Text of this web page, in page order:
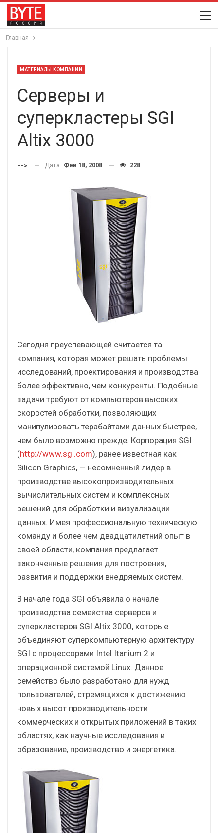
Главная
МАТЕРИАЛЫ КОМПАНИЙ
Серверы и
суперкластеры SGI
Altix 3000
--> Дата: Фев 18, 2008 228
Сегодня преуспевающей считается та
компания, которая может решать проблемы
исследований, проектирования и производства
более эффективно, чем конкуренты. Подобные
задачи требуют от компьютеров высоких
скоростей обработки, позволяющих
манипулировать терабайтами данных быстрее,
чем было возможно прежде. Корпорация SGI
(http://www.sgi.com), ранее известная как
Silicon Graphics, — несомненный лидер в
производстве высокопроизводительных
вычислительных систем и комплексных
решений для обработки и визуализации
данных. Имея профессиональную техническую
команду и более чем двадцатилетний опыт в
своей области, компания предлагает
законченные решения для построения,
развития и поддержки внедряемых систем.
В начале года SGI объявила о начале
производства семейства серверов и
суперкластеров SGI Altix 3000, которые
объединяют суперкомпьютерную архитектуру
SGI с процессорами Intel Itanium 2 и
операционной системой Linux. Данное
семейство было разработано для нужд
пользователей, стремящихся к достижению
новых высот производительности
коммерческих и открытых приложений в таких
областях, как научные исследования и
образование, производство и энергетика.